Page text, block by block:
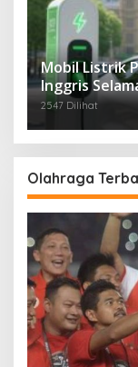
Mobil Listrik
Inggris
2547 Dilihat
Olahraga